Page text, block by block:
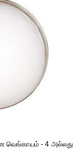
வெங்காயம் - 4 அல்லது